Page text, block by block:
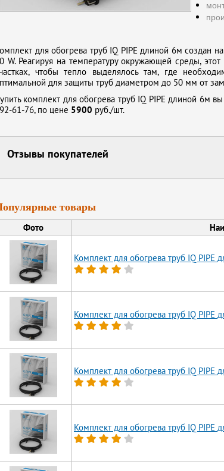
для обогрева труб IQ PIPE длиной 6м создан
W. Реагируя на температуру окружающей среды,
чтобы тепло выделялось там, где
для защиты труб диаметром до 50 мм от
комплект для обогрева труб IQ PIPE длиной 6м
61-76, по цене 5900 руб./шт.
Отзывы покупателей
товары
Фото
Комплект для обогрева труб IQ PIPE
Комплект для обогрева труб IQ PIPE
Комплект для обогрева труб IQ PIPE
Комплект для обогрева труб IQ PIPE